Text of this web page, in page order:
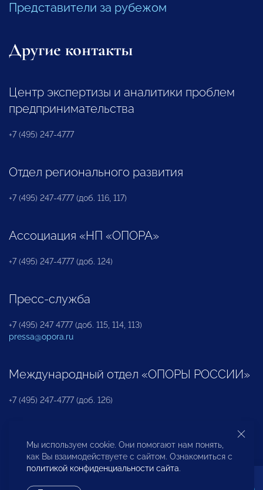
Представители за рубежом
Другие контакты
Центр экспертизы и аналитики проблем
предпринимательства
+7 (495) 247-4777
Отдел регионального развития
+7 (495) 247-4777 (доб. 116, 117)
Ассоциация «НП «ОПОРА»
+7 (495) 247-4777 (доб. 124)
Пресс-служба
+7 (495) 247 4777 (доб. 115, 114, 113)
pressa@opora.ru
Международный отдел «ОПОРЫ РОССИИ»
+7 (495) 247-4777 (доб. 126)
Бюро по защите прав предпринимателей и
инвесторов
Мы используем cookie. Они помогают нам понять,
как Вы взаимодействуете с сайтом. Ознакомиться с
политикой конфиденциальности сайта.